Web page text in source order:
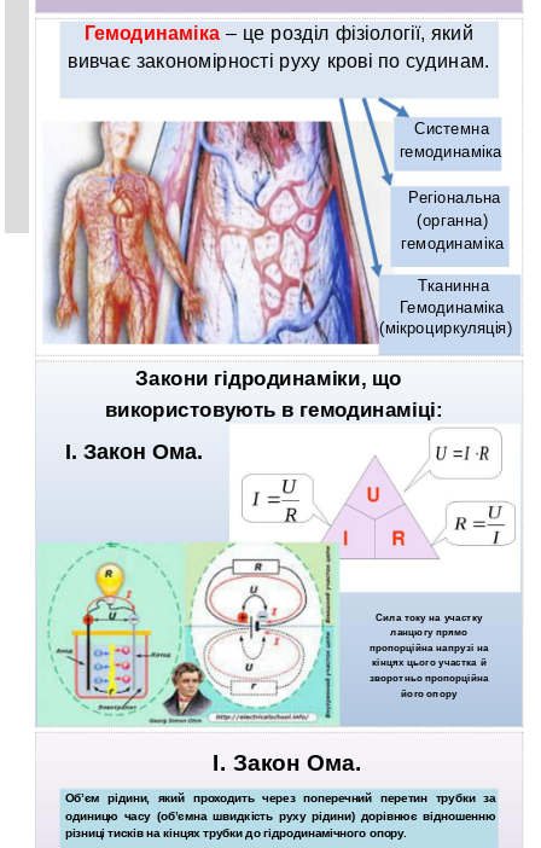
Гемодинаміка– це розділ фізіології, який
вивчає закономірності руху крові по судинам.
Системна
гемодинаміка
Регіональна
(органна)
гемодинаміка
Тканинна
Гемодинаміка
(мікроциркуляція)
Закони гідродинаміки, що
використовують в гемодинаміці:
І. Закон Ома.
Сила току на участку
ланцюгу прямо
пропорційна напрузі на
кінцях цього участка й
зворотньо пропорційна
його опору
І. Закон Ома.
Об’єм рідини, який проходить через поперечний перетин трубки за
одиницю часу (об’ємна швидкість руху рідини) дорівнює відношенню
різниці тисків на кінцях трубки до гідродинамічного опору.